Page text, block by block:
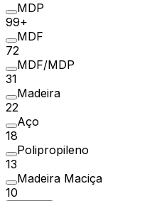
MDP
99+
MDF
72
MDF/MDP
31
Madeira
22
Aço
18
Polipropileno
13
Madeira Maciça
10